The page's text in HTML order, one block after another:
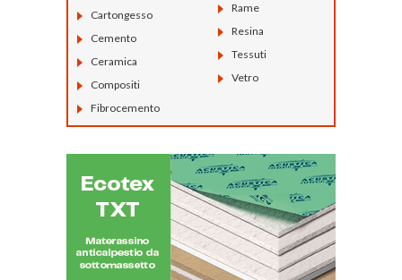
Cartongesso
Cemento
Ceramica
Compositi
Fibrocemento
Rame
Resina
Tessuti
Vetro